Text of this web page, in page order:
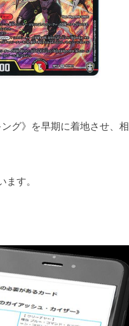
グ》を早期に着地させ、相
す。